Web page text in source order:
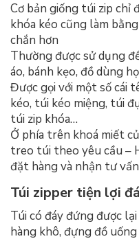
Cơ bản giống túi zip chỉ
khóa kéo cũng làm
chắn hơn
Thường được sử dụng
áo, bánh kẹo, đồ dùng
Được gọi với một số cái
kéo, túi kéo miệng, túi
túi zip khóa…
Ở phía trên khoá miết
treo túi theo yêu cầu –
đặt hàng và nhận tư
Túi zipper tiện lợi
Túi có đáy đứng được
hàng khô, đựng đồ